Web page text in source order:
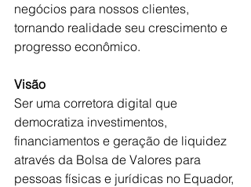
negócios para nossos clientes,
tornando realidade seu crescimento e
progresso econômico.
Visão
Ser uma corretora digital que
democratiza investimentos,
financiamentos e geração de liquidez
através da Bolsa de Valores para
pessoas físicas e jurídicas no Equador,